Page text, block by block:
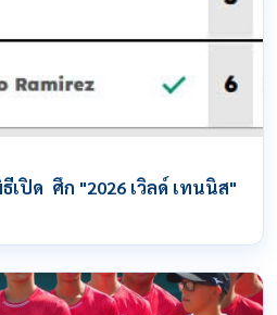
เปิด ศึก "2026 เวิลด์ เทนนิส"